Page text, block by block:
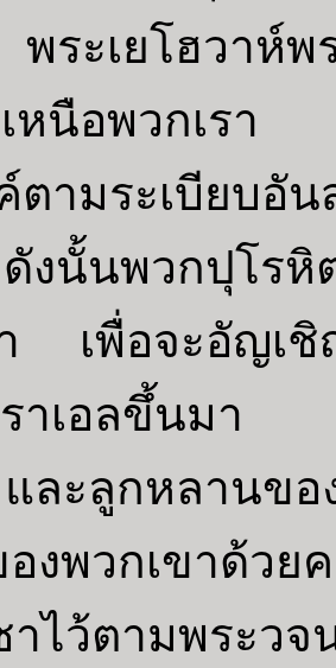
ะเยโฮวาห์พร
หนือพวกเรา
ตามระเบียบอัน
งนั้นพวกปุโรหิ
เพื่อจะอัญเชิ
าเอลขึ้นมา
ละลูกหลานขอ
งพวกเขาด้วย
ไว้ตามพระวจ